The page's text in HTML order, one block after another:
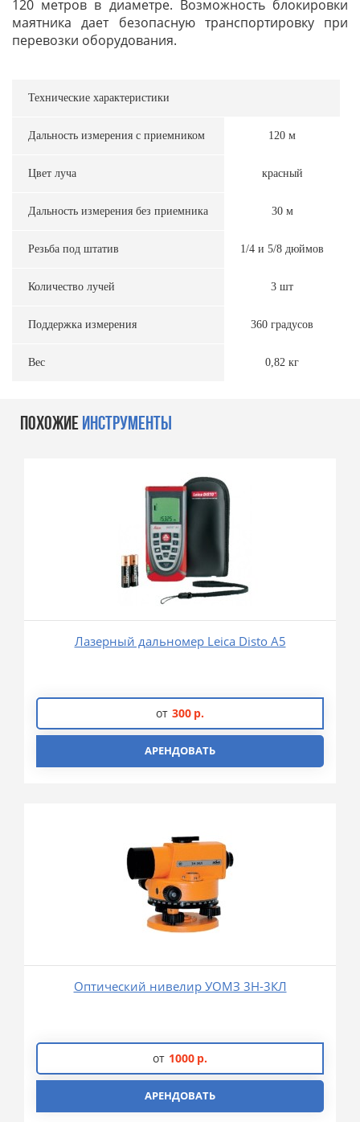
120 метров в диаметре. Возможность блокировки
маятника дает безопасную транспортировку при
перевозки оборудования.
Технические характеристики
Дальность измерения с приемником 120 м
Цвет луча красный
Дальность измерения без приемника 30 м
Резьба под штатив 1/4 и 5/8 дюймов
Количество лучей 3 шт
Поддержка измерения 360 градусов
Вес 0,82 кг
ПОХОЖИЕ ИНСТРУМЕНТЫ
Лазерный дальномер Leica Disto A5
от 300 р.
АРЕНДОВАТЬ
Оптический нивелир УОМЗ 3Н-3КЛ
от 1000 р.
АРЕНДОВАТЬ